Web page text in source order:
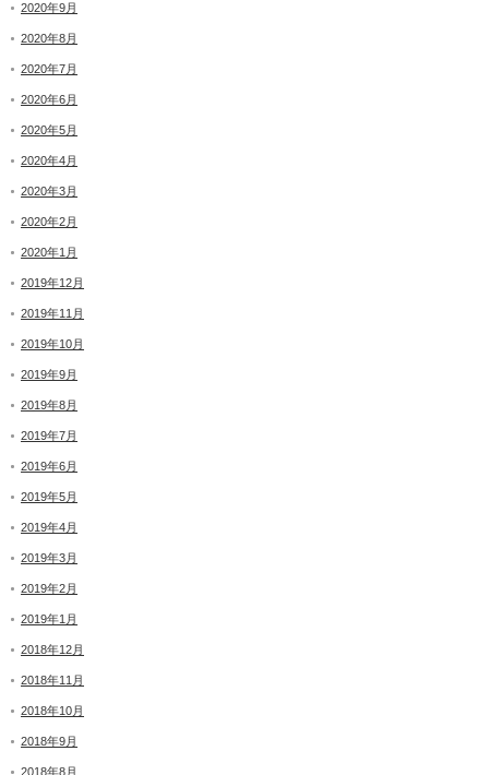
2020年9月
2020年8月
2020年7月
2020年6月
2020年5月
2020年4月
2020年3月
2020年2月
2020年1月
2019年12月
2019年11月
2019年10月
2019年9月
2019年8月
2019年7月
2019年6月
2019年5月
2019年4月
2019年3月
2019年2月
2019年1月
2018年12月
2018年11月
2018年10月
2018年9月
2018年8月